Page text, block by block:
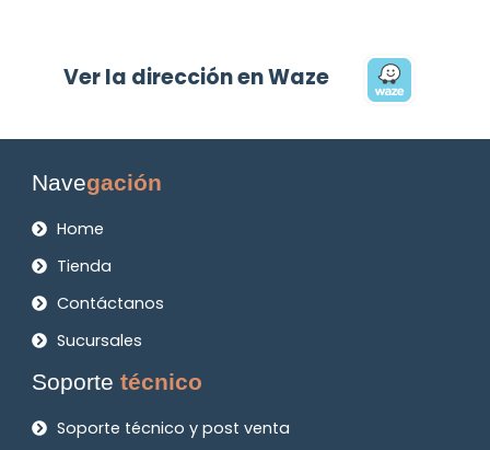
Ver la dirección en Waze
Navegación
Home
Tienda
Contáctanos
Sucursales
Soportetécnico
Soporte técnico y post venta